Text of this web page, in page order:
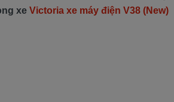
xe Victoria xe máy điện V38 (New)